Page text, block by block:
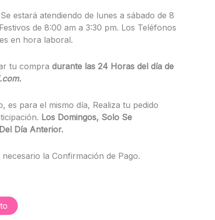
Se estará atendiendo de lunes a sábado de 8
de 8:00 am a 3:30 pm. Los Teléfonos
en hora laboral.
tu compra durante las 24 Horas del día de
es para el mismo día, Realiza tu pedido
Los Domingos, Solo Se
Día Anterior.
la Confirmación de Pago.